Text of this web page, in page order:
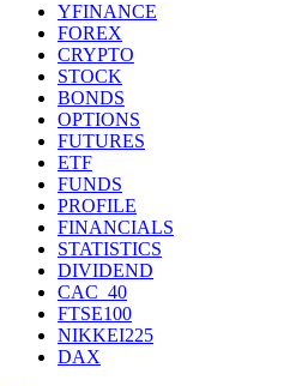
YFINANCE
FOREX
CRYPTO
STOCK
BONDS
OPTIONS
FUTURES
ETF
FUNDS
PROFILE
FINANCIALS
STATISTICS
DIVIDEND
CAC_40
FTSE100
NIKKEI225
DAX